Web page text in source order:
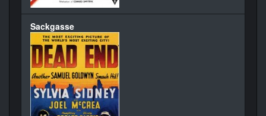
Sackgasse